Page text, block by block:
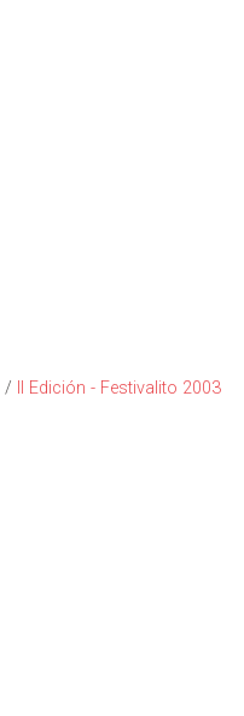
/
II Edición - Festivalito 2003